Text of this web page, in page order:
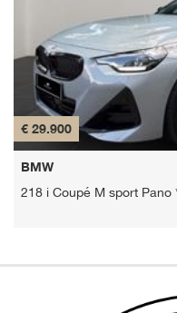
€ 29.900
BMW
218 i Coupé M sport Pano